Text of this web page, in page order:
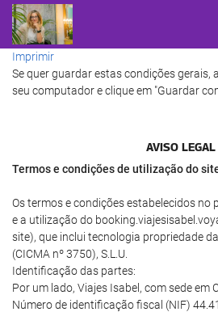
Imprimir
Se quer guardar estas condições gerais,
seu computador e clique em "Guardar
AVISO LEGAL
Termos e condições de utilização do
Os termos e condições estabelecidos no
e a utilização do
site), que inclui tecnologia propriedade da
(CICMA nº 3750), S.L.U.
Identificação das partes:
Por um lado, Viajes Isabel, com sede em
Número de identificação fiscal (NIF)